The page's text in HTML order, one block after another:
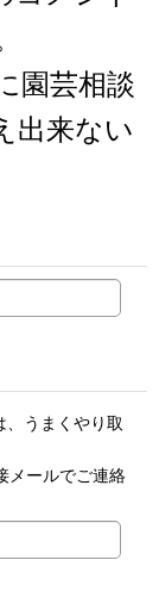
園芸相談
出来ない
うまくやり取
メールでご連絡